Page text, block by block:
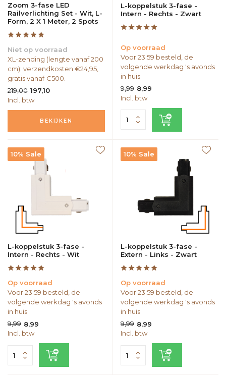
Zoom 3-fase LED
Railverlichting Set - Wit, L-
Form, 2 X 1 Meter, 2 Spots
Niet op voorraad
XL-zending (lengte vanaf 200
cm): verzendkosten €24,95,
gratis vanaf €500.
219,00 197,10
Incl. btw
BEKIJKEN
L-koppelstuk 3-fase -
Intern - Rechts - Zwart
Op voorraad
Voor 23:59 besteld, de
volgende werkdag 's avonds
in huis
9,99 8,99
Incl. btw
10% Sale
L-koppelstuk 3-fase -
Intern - Rechts - Wit
Op voorraad
Voor 23:59 besteld, de
volgende werkdag 's avonds
in huis
9,99 8,99
Incl. btw
10% Sale
L-koppelstuk 3-fase -
Extern - Links - Zwart
Op voorraad
Voor 23:59 besteld, de
volgende werkdag 's avonds
in huis
9,99 8,99
Incl. btw